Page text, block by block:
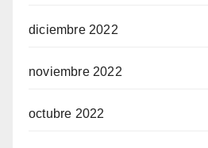
diciembre 2022
noviembre 2022
octubre 2022